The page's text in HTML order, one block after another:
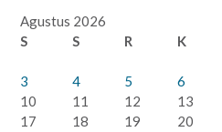
Agustus 2026
S
S R K
3
4 5 6
10
11 12 13
17
18 19 20